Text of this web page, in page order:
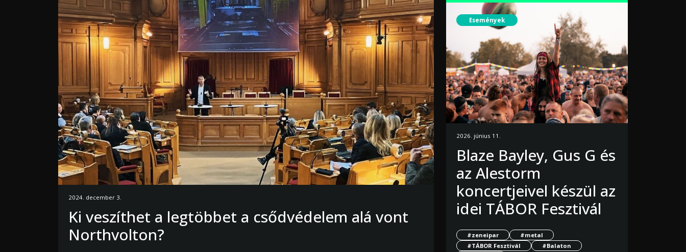
2024. december 3.
Ki veszíthet a legtöbbet a csődvédelem alá vont
Northvolton?
Események
2026. június 11.
Blaze Bayley, Gus G és
az Alestorm
koncertjeivel készül az
idei TÁBOR Fesztivál
#zeneipar
#metal
#TÁBOR Fesztivál
#Balaton